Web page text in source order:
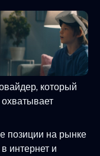
который
охватывает
позиции на рынке
интернет и